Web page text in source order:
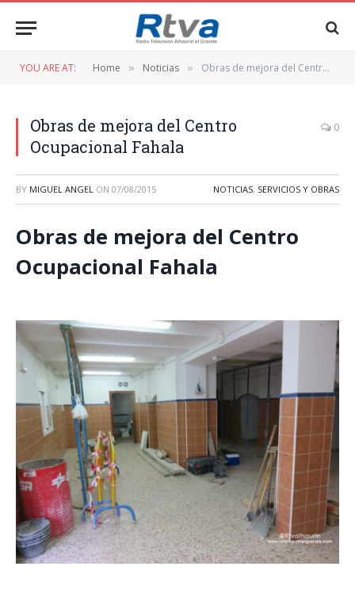
YOU ARE AT: Home » Noticias » Obras de mejora del Centro Ocupacional Fahala
Obras de mejora del Centro
Ocupacional Fahala
0
BY MIGUEL ANGEL ON 07/08/2015 NOTICIAS, SERVICIOS Y OBRAS
Obras de mejora del Centro
Ocupacional Fahala